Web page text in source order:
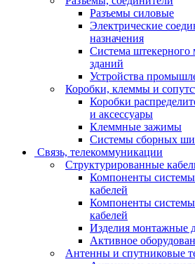
Разъемы силовые
Электрические
назначения
Система штекерного
зданий
Устройства
Коробки, клеммы и
Коробки
и аксессуары
Клеммные зажимы
Системы сборных
Связь, телекоммуникации
Структурированные
Компоненты
кабелей
Компоненты
кабелей
Изделия монтажные
Активное
Антенны и спутниковые